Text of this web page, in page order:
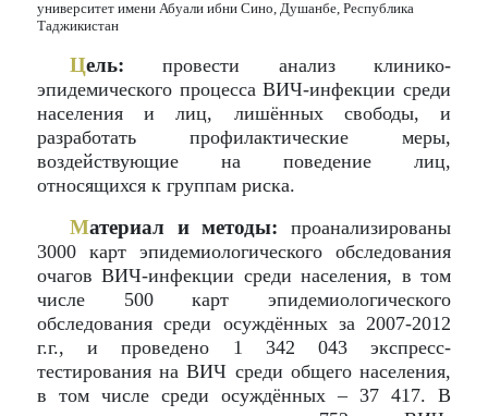
университет имени Абуали ибни Сино, Душанбе, Республика
Таджикистан
Цель: провести анализ клинико-
эпидемического процесса ВИЧ-инфекции среди
населения и лиц, лишённых свободы, и
разработать профилактические меры,
воздействующие на поведение лиц,
относящихся к группам риска.
Материал и методы: проанализированы
3000 карт эпидемиологического обследования
очагов ВИЧ-инфекции среди населения, в том
числе 500 карт эпидемиологического
обследования среди осуждённых за 2007-2012
г.г., и проведено 1 342 043 экспресс-
тестирования на ВИЧ среди общего населения,
в том числе среди осуждённых – 37 417. В